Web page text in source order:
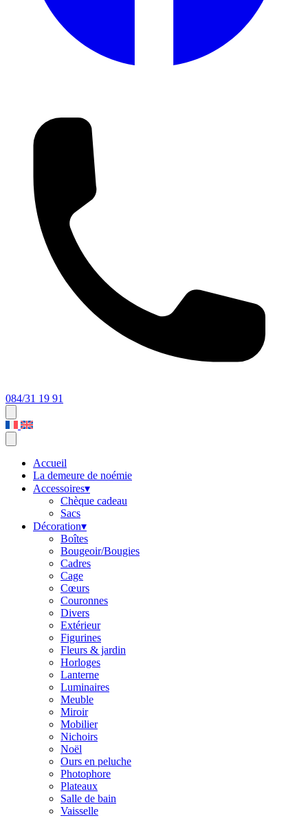
084/31 19 91
Accueil
La demeure de noémie
Accessoires▾
Chèque cadeau
Sacs
Décoration▾
Boîtes
Bougeoir/Bougies
Cadres
Cage
Cœurs
Couronnes
Divers
Extérieur
Figurines
Fleurs & jardin
Horloges
Lanterne
Luminaires
Meuble
Miroir
Mobilier
Nichoirs
Noël
Ours en peluche
Photophore
Plateaux
Salle de bain
Vaisselle